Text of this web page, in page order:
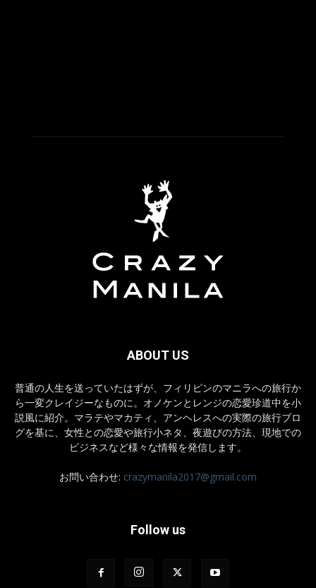
ABOUT US
普通の人生を送っていたはずが、フィリピンのマニラへの旅行か
ら一変クレイジーなものに。オノケンとレンジの恋愛珍道中を小
説風に紹介。マラテやマカティ、アンヘレスへの実際の旅行ブロ
グを基に、女性との恋愛や旅行小ネタ、夜遊びの方法、現地での
ビジネスなど様々な情報を発信します。
お問い合わせ: crazymanila2017@gmail.com
Follow us